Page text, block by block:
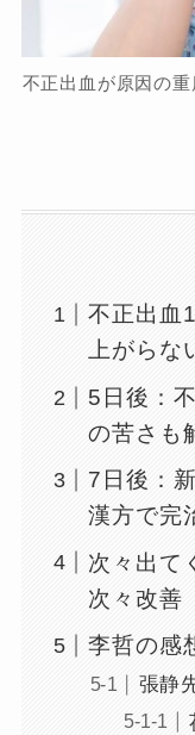
不正出血が原因の
不正出血
上がらな
5日後：
の苦さも
7日後：
漢方で完
次々出て
次々改善
李哲の感
張静